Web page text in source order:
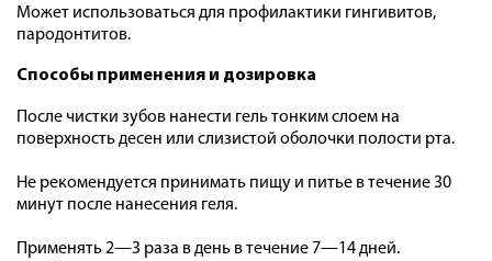
Может использоваться для профилактики гингивитов,
пародонтитов.
Способы применения и дозировка
После чистки зубов нанести гель тонким слоем на
поверхность десен или слизистой оболочки полости рта.
Не рекомендуется принимать пищу и питье в течение 30
минут после нанесения геля.
Применять 2—3 раза в день в течение 7—14 дней.